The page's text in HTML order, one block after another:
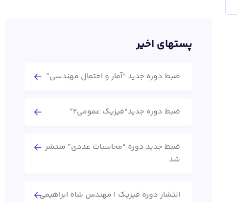
پستهای اخیر
ضبط دوره جدید “آمار و احتمال مهندسی”
ضبط دوره جدید“فیزیک عمومی2”
ضبط جدید دوره “محاسبات عددی” منتشر
شد
انتشار دوره فیزیک 1 مهندس شاه ابراهیمی